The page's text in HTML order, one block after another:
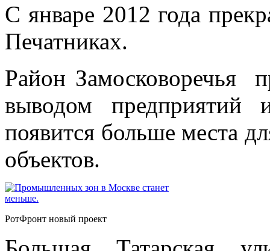
С январе 2012 года
Печатниках.
Район Замосковоречья
выводом предприятий
появится больше места
объектов.
РотФронт новый проект